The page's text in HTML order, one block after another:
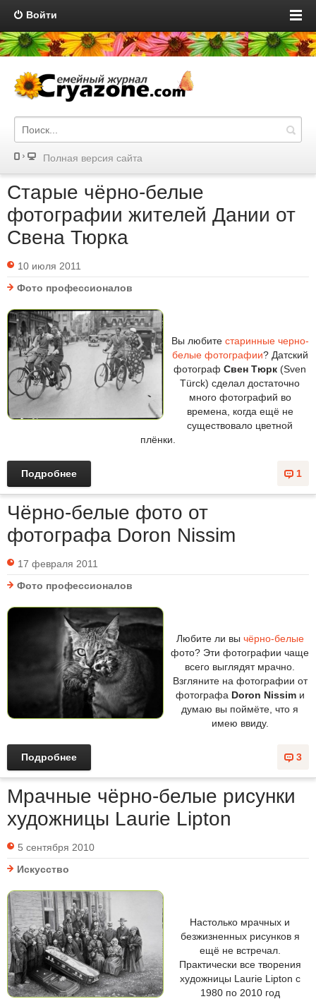
Войти
Полная версия сайта
Старые чёрно-белые
фотографии жителей Дании от
Свена Тюрка
10 июля 2011
Фото профессионалов
Вы любите старинные черно-
белые фотографии? Датский
фотограф Свен Тюрк (Sven
Türck) сделал достаточно
много фотографий во
времена, когда ещё не
существовало цветной
плёнки.
1
Подробнее
Чёрно-белые фото от
фотографа Doron Nissim
17 февраля 2011
Фото профессионалов
Любите ли вы чёрно-белые
фото? Эти фотографии чаще
всего выглядят мрачно.
Взгляните на фотографии от
фотографа Doron Nissimи
думаю вы поймёте, что я
имею ввиду.
3
Подробнее
Мрачные чёрно-белые рисунки
художницы Laurie Lipton
5 сентября 2010
Искусство
Настолько мрачных и
безжизненных рисунков я
ещё не встречал.
Практически все творения
художницы Laurie Lipton с
1980 по 2010 год